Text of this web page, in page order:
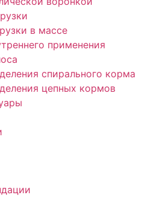
в массе
применения
спирального корма
цепных кормов